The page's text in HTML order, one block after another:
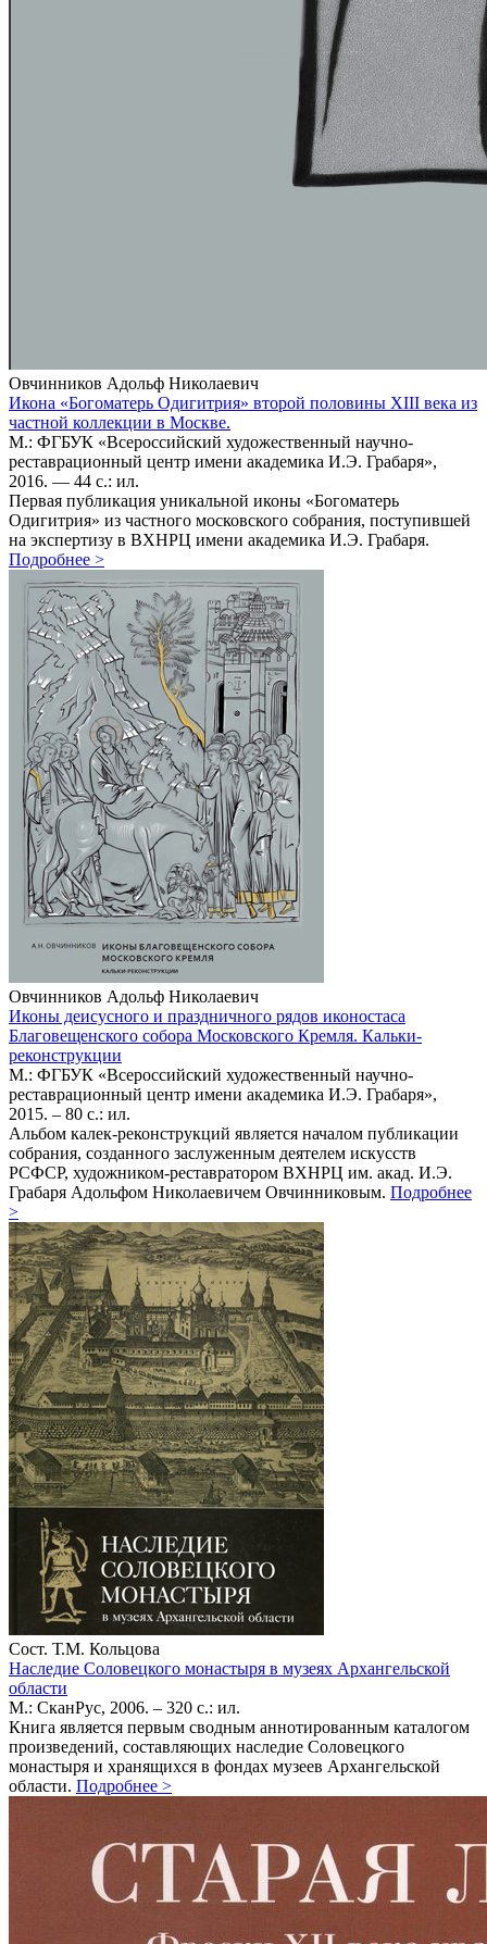
Овчинников Адольф Николаевич
Икона «Богоматерь Одигитрия» второй половины XIII века из
частной коллекции в Москве.
М.: ФГБУК «Всероссийский художественный научно-
реставрационный центр имени академика И.Э. Грабаря»,
2016. — 44 с.: ил.
Первая публикация уникальной иконы «Богоматерь
Одигитрия» из частного московского собрания, поступившей
на экспертизу в ВХНРЦ имени академика И.Э. Грабаря.
Подробнее >
Овчинников Адольф Николаевич
Иконы деисусного и праздничного рядов иконостаса
Благовещенского собора Московского Кремля. Кальки-
реконструкции
М.: ФГБУК «Всероссийский художественный научно-
реставрационный центр имени академика И.Э. Грабаря»,
2015. – 80 с.: ил.
Альбом калек-реконструкций является началом публикации
собрания, созданного заслуженным деятелем искусств
РСФСР, художником-реставратором ВХНРЦ им. акад. И.Э.
Грабаря Адольфом Николаевичем Овчинниковым. Подробнее
>
Сост. Т.М. Кольцова
Наследие Соловецкого монастыря в музеях Архангельской
области
М.: СканРус, 2006. – 320 с.: ил.
Книга является первым сводным аннотированным каталогом
произведений, составляющих наследие Соловецкого
монастыря и хранящихся в фондах музеев Архангельской
области. Подробнее >